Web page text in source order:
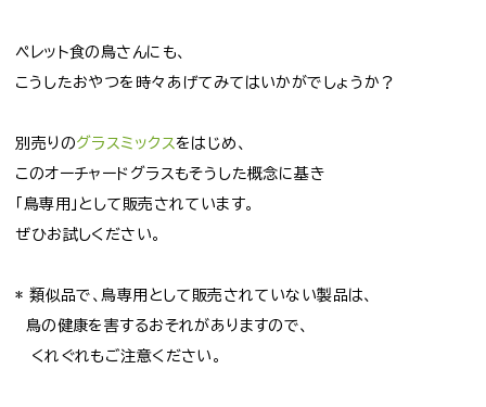
ペレット食の鳥さんにも、
こうしたおやつを時々あげてみてはいかがでしょうか？
別売りのグラスミックス をはじめ、
このオーチャードグラスもそうした概念に基き
「鳥専用」として販売されています。
ぜひお試しください。
* 類似品で、鳥専用として販売されていない製品は、
鳥の健康を害するおそれがありますので、
くれぐれもご注意ください。